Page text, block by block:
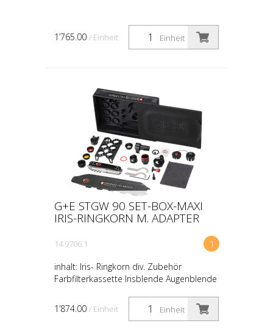
Einheit
1’765.00 / Einheit
G+E STGW 90 SET-BOX-MAXI
IRIS-RINGKORN M. ADAPTER
1
14.9706.1
inhalt: Iris- Ringkorn div. Zubehör
Farbfilterkassette Irisblende Augenblende
Einheit
1’874.00 / Einheit